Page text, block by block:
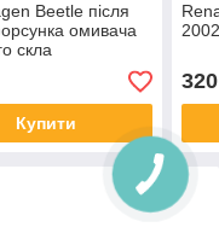
Beetle після
омивача
скла
Купити
320